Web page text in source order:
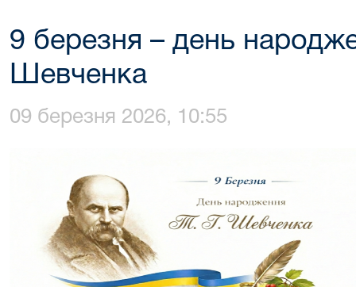
9 березня – день
Шевченка
09 березня 2026, 10:55